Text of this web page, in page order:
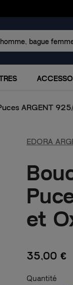
ARGENT
EDORA
et
35,00 €
Quantité